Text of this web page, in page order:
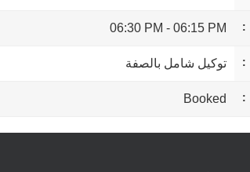
06:15 PM
-
06:30 PM
توكيل شامل بالصفة
Booked